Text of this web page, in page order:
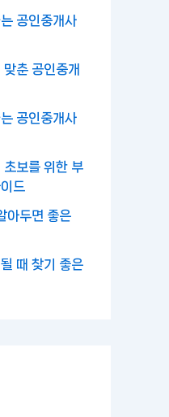
공인중개사
춘 공인중개
공인중개사
초보를 위한 부
드
아두면 좋은
때 찾기 좋은